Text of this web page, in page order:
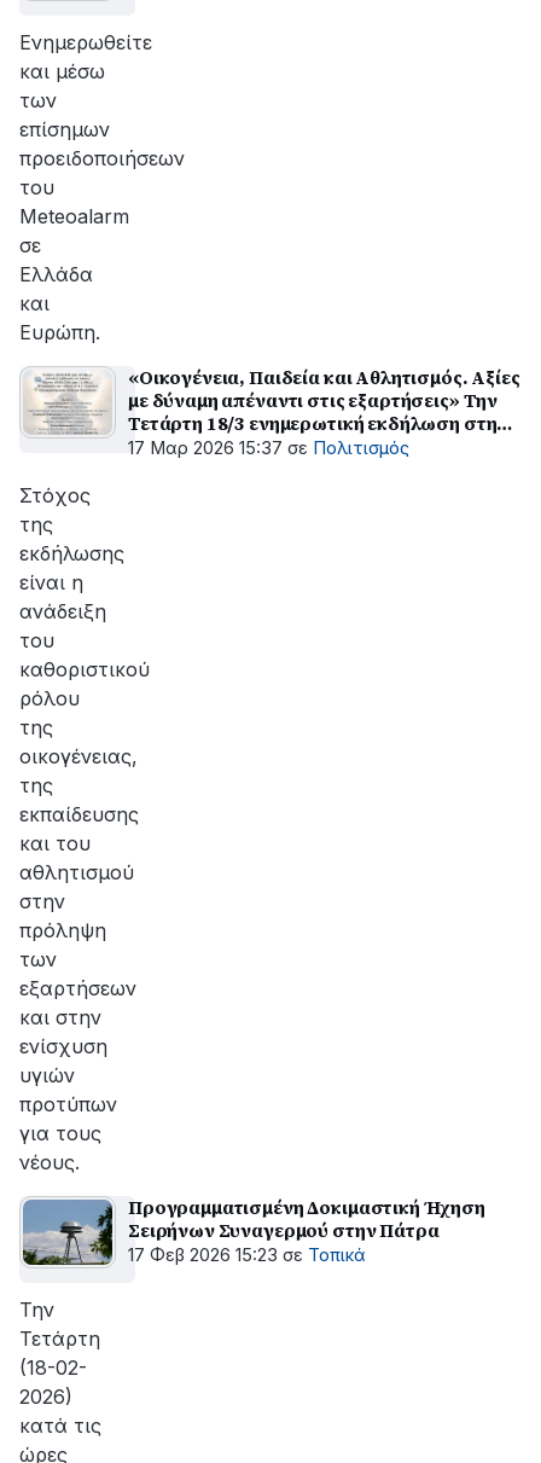
Ενημερωθείτε
και μέσω
των
επίσημων
προειδοποιήσεων
του
Meteoalarm
σε
Ελλάδα
και
Ευρώπη.
«Οικογένεια, Παιδεία και Αθλητισμός. Αξίες
με δύναμη απέναντι στις εξαρτήσεις» Την
Τετάρτη 18/3 ενημερωτική εκδήλωση στην
Παπαχαραλάμπειο Αίθουσα
17 Μαρ 2026 15:37 σε Πολιτισμός
Στόχος
της
εκδήλωσης
είναι η
ανάδειξη
του
καθοριστικού
ρόλου
της
οικογένειας,
της
εκπαίδευσης
και του
αθλητισμού
στην
πρόληψη
των
εξαρτήσεων
και στην
ενίσχυση
υγιών
προτύπων
για τους
νέους.
Προγραμματισμένη Δοκιμαστική Ήχηση
Σειρήνων Συναγερμού στην Πάτρα
17 Φεβ 2026 15:23 σε Τοπικά
Την
Τετάρτη
(18-02-
2026)
κατά τις
ώρες